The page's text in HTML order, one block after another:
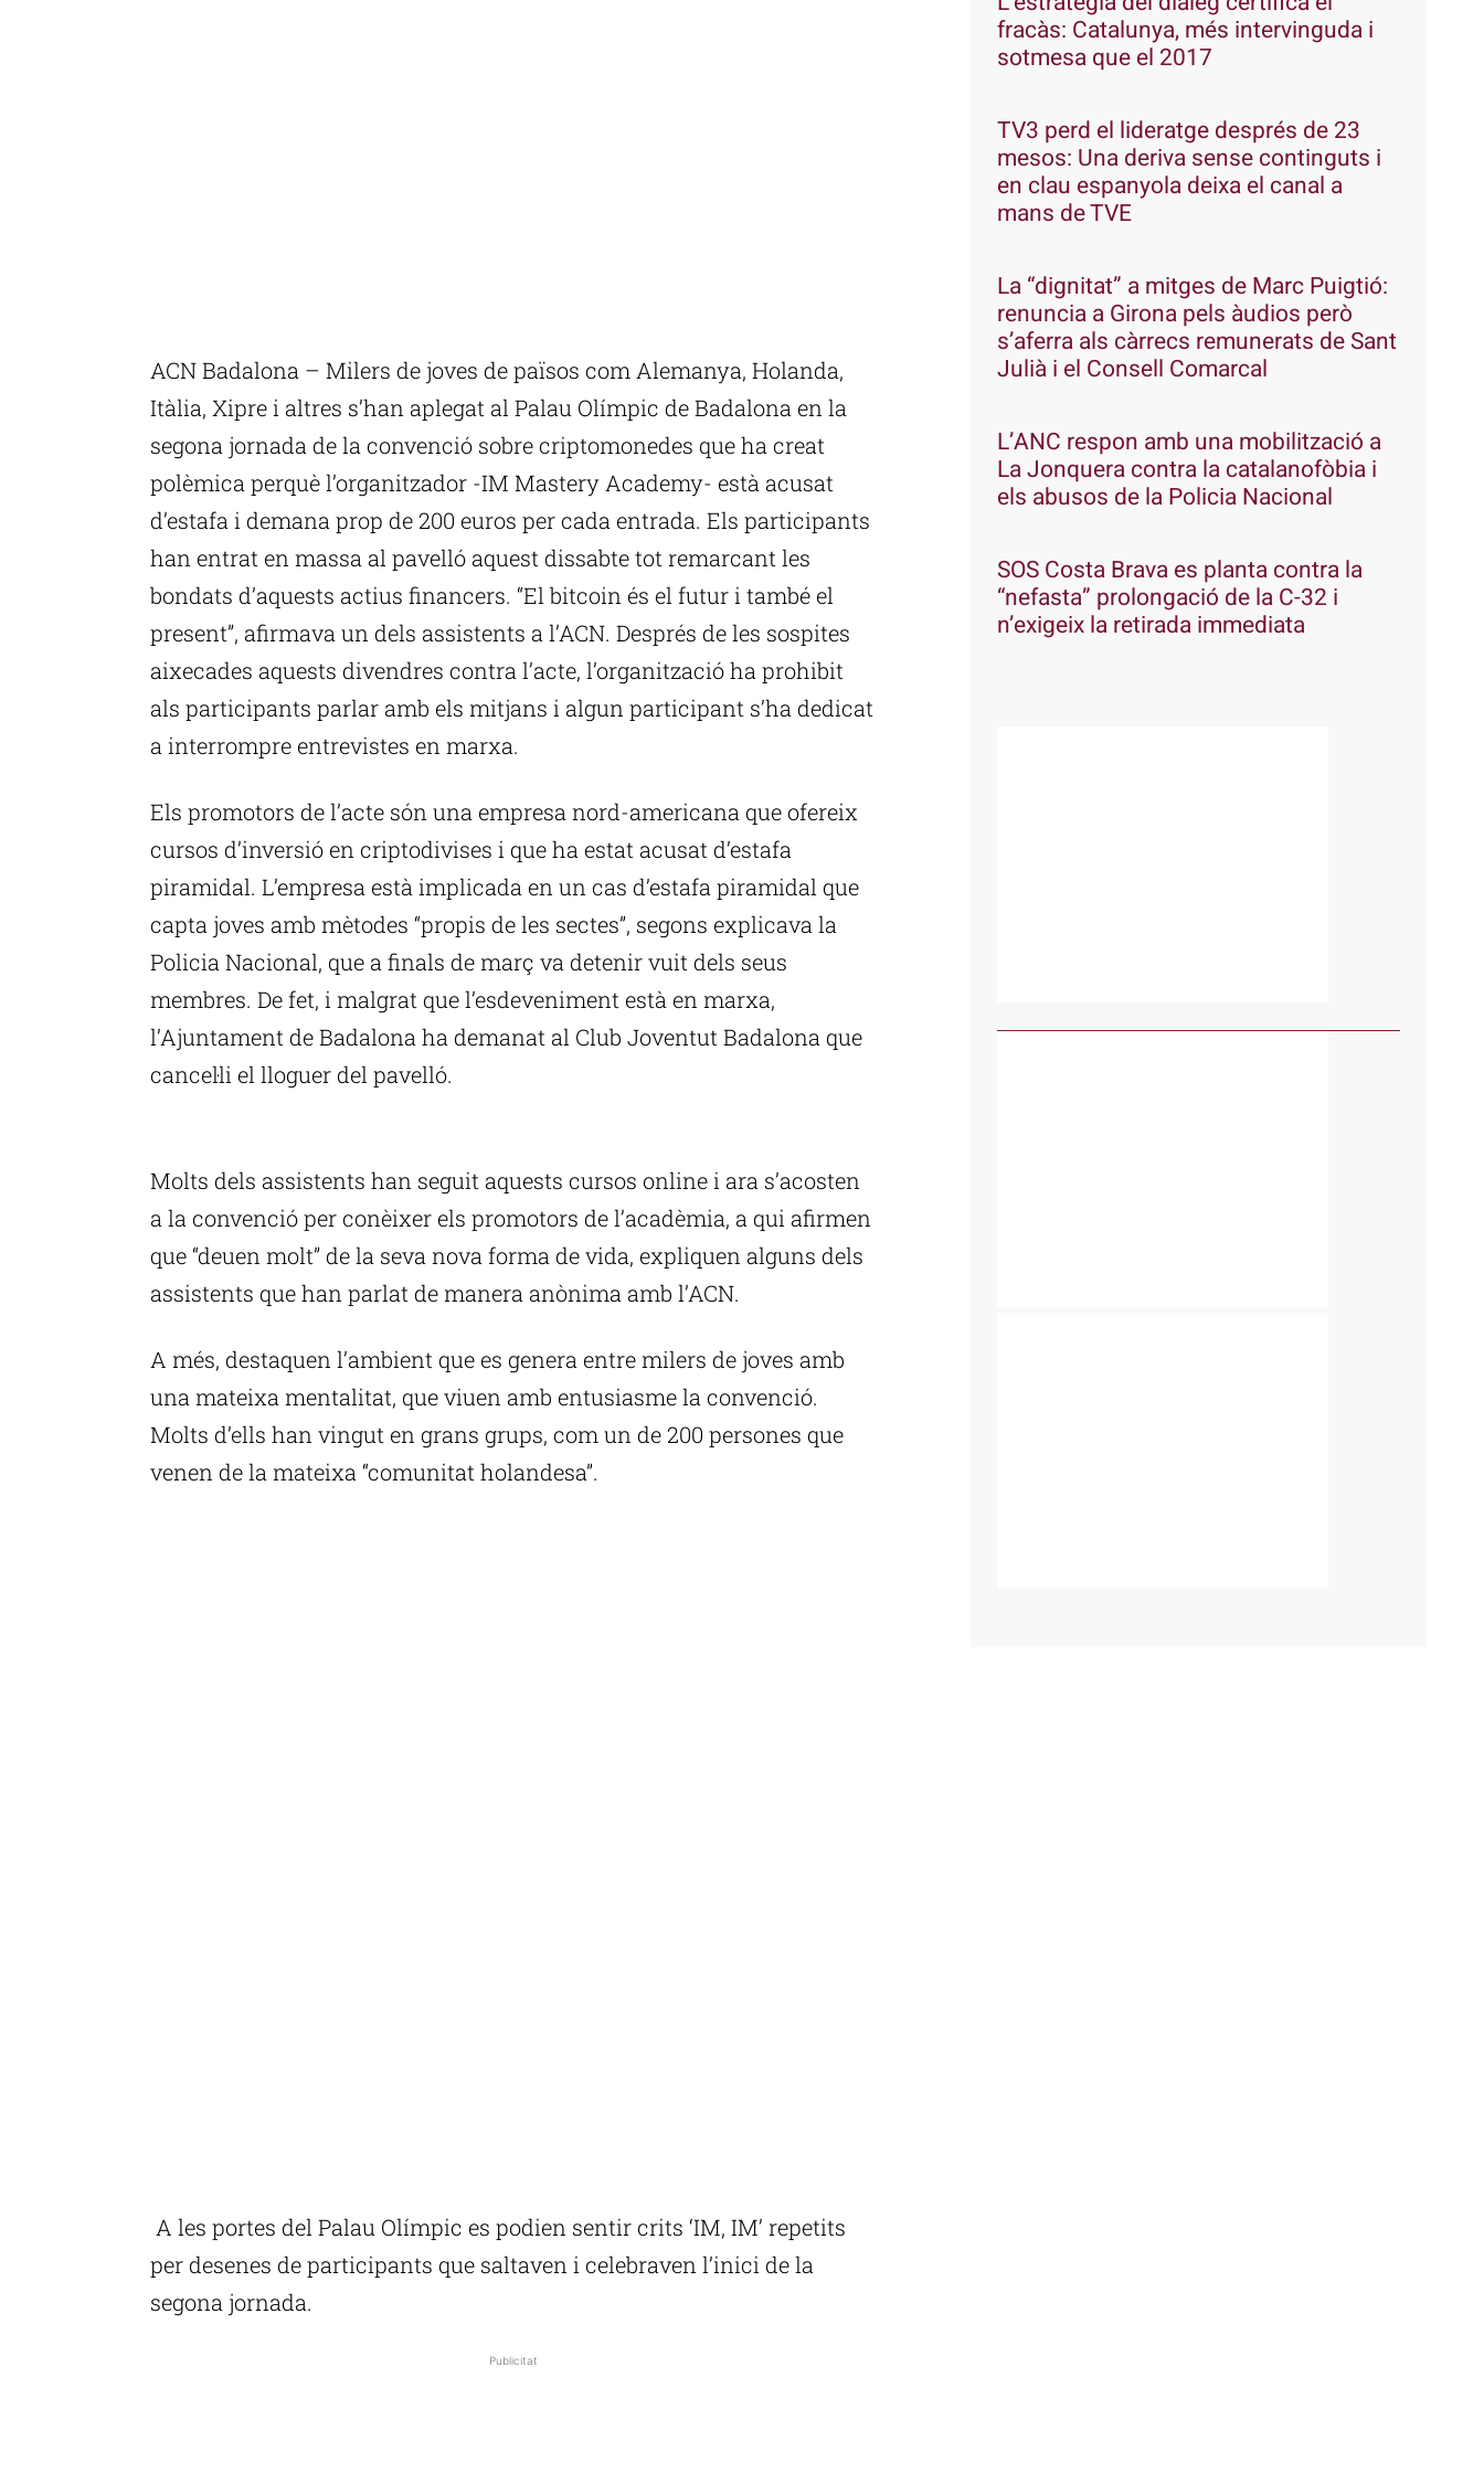
ACN Badalona – Milers de joves de països com Alemanya, Holanda,
Itàlia, Xipre i altres s’han aplegat al Palau Olímpic de Badalona en la
segona jornada de la convenció sobre criptomonedes que ha creat
polèmica perquè l’organitzador -IM Mastery Academy- està acusat
d’estafa i demana prop de 200 euros per cada entrada. Els participants
han entrat en massa al pavelló aquest dissabte tot remarcant les
bondats d’aquests actius financers. “El bitcoin és el futur i també el
present”, afirmava un dels assistents a l’ACN. Després de les sospites
aixecades aquests divendres contra l’acte, l’organització ha prohibit
als participants parlar amb els mitjans i algun participant s’ha dedicat
a interrompre entrevistes en marxa.
Els promotors de l’acte són una empresa nord-americana que ofereix
cursos d’inversió en criptodivises i que ha estat acusat d’estafa
piramidal. L’empresa està implicada en un cas d’estafa piramidal que
capta joves amb mètodes “propis de les sectes”, segons explicava la
Policia Nacional, que a finals de març va detenir vuit dels seus
membres. De fet, i malgrat que l’esdeveniment està en marxa,
l’Ajuntament de Badalona ha demanat al Club Joventut Badalona que
cancel·li el lloguer del pavelló.
Molts dels assistents han seguit aquests cursos online i ara s’acosten
a la convenció per conèixer els promotors de l’acadèmia, a qui afirmen
que “deuen molt” de la seva nova forma de vida, expliquen alguns dels
assistents que han parlat de manera anònima amb l’ACN.
A més, destaquen l’ambient que es genera entre milers de joves amb
una mateixa mentalitat, que viuen amb entusiasme la convenció.
Molts d’ells han vingut en grans grups, com un de 200 persones que
venen de la mateixa “comunitat holandesa”.
A les portes del Palau Olímpic es podien sentir crits ‘IM, IM’ repetits
per desenes de participants que saltaven i celebraven l’inici de la
segona jornada.
Publicitat
fracàs: Catalunya, més intervinguda i
sotmesa que el 2017
TV3 perd el lideratge després de 23
mesos: Una deriva sense continguts i
en clau espanyola deixa el canal a
mans de TVE
La “dignitat” a mitges de Marc Puigtió:
renuncia a Girona pels àudios però
s’aferra als càrrecs remunerats de Sant
Julià i el Consell Comarcal
L’ANC respon amb una mobilització a
La Jonquera contra la catalanofòbia i
els abusos de la Policia Nacional
SOS Costa Brava es planta contra la
“nefasta” prolongació de la C-32 i
n’exigeix la retirada immediata